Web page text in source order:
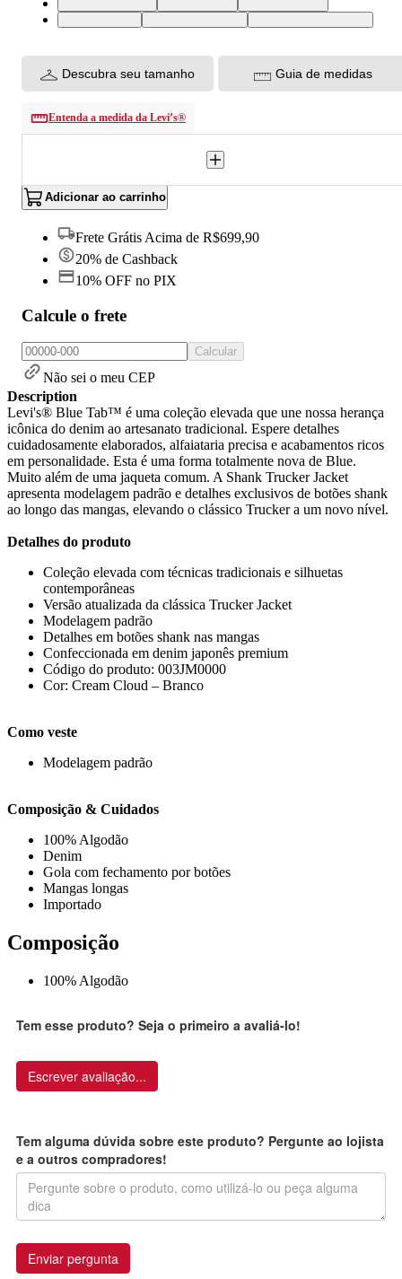
L USA | G BRXL USA | GG BRXXL USA | EGG BR
Descubra seu tamanho Guia de medidas
Entenda a medida da Levi’s®
Adicionar ao carrinho
Frete Grátis Acima de R$699,90
20% de Cashback
10% OFF no PIX
Calcule o frete
Calcular
Não sei o meu CEP
Description
Levi's® Blue Tab™ é uma coleção elevada que une nossa herança
icônica do denim ao artesanato tradicional. Espere detalhes
cuidadosamente elaborados, alfaiataria precisa e acabamentos ricos
em personalidade. Esta é uma forma totalmente nova de Blue.
Muito além de uma jaqueta comum. A Shank Trucker Jacket
apresenta modelagem padrão e detalhes exclusivos de botões shank
ao longo das mangas, elevando o clássico Trucker a um novo nível.
Detalhes do produto
Coleção elevada com técnicas tradicionais e silhuetas
contemporâneas
Versão atualizada da clássica Trucker Jacket
Modelagem padrão
Detalhes em botões shank nas mangas
Confeccionada em denim japonês premium
Código do produto: 003JM0000
Cor: Cream Cloud – Branco
Como veste
Modelagem padrão
Composição & Cuidados
100% Algodão
Denim
Gola com fechamento por botões
Mangas longas
Importado
Composição
100% Algodão
Tem esse produto? Seja o primeiro a avaliá-lo!
Escrever avaliação...
Tem alguma dúvida sobre este produto? Pergunte ao lojista
e a outros compradores!
Enviar pergunta